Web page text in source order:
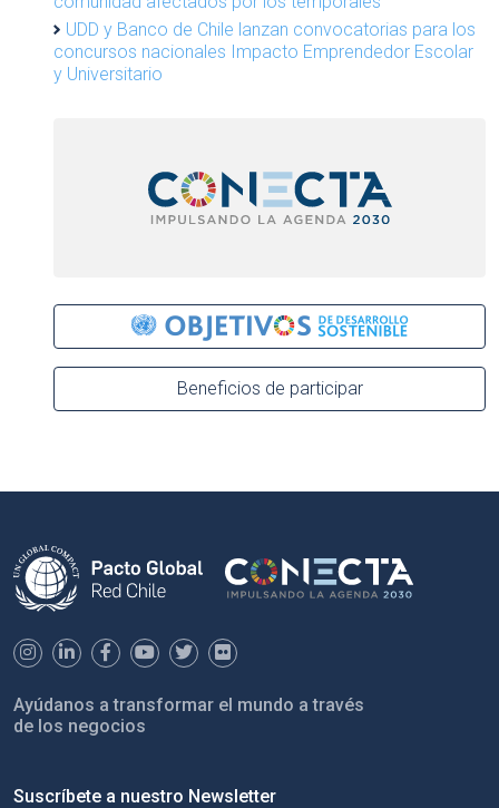
UDD y Banco de Chile lanzan convocatorias para los
concursos nacionales Impacto Emprendedor Escolar
y Universitario
Beneficios de participar
Ayúdanos a transformar el mundo a través
de los negocios
Suscríbete a nuestro Newsletter